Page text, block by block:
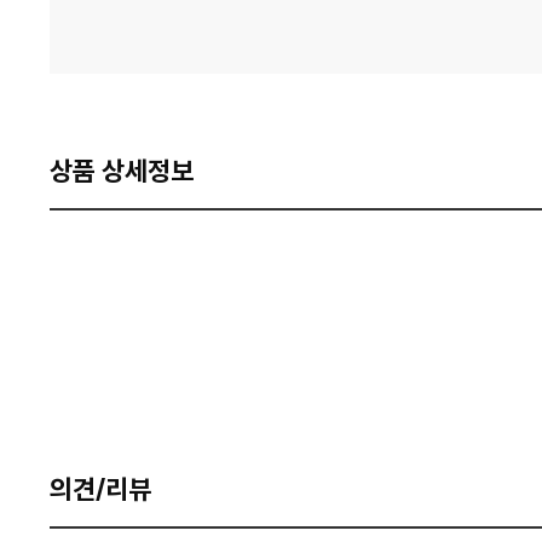
상품 상세정보
의견/리뷰